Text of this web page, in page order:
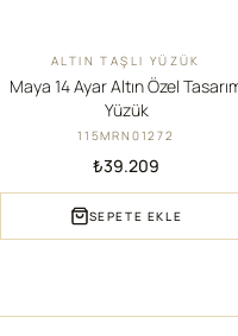
YENIALTIN TAŞLI YÜZÜK
Maya 14 Ayar Altın Özel
Yüzük
115MRN01272
₺39.209
SEPETE EKLE